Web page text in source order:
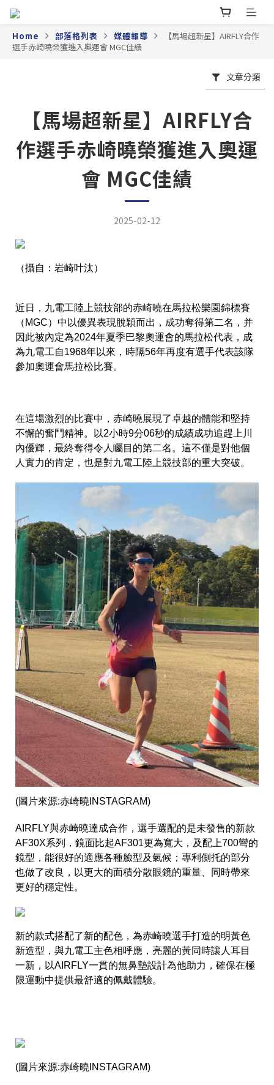
Home 部落格列表 媒體報導
【馬場超新星】AIRFLY合作
選手赤崎曉榮獲進入奧運會 MGC佳績
文章分類
【馬場超新星】AIRFLY合
作選手赤崎曉榮獲進入奧運
會 MGC佳績
2025-02-12
（攝自：岩崎叶汰）
近日，九電工陸上競技部的赤崎曉在馬拉松樂園錦標賽
（MGC）中以優異表現脫穎而出，成功奪得第二名，并
因此被內定為2024年夏季巴黎奧運會的馬拉松代表，成
為九電工自1968年以來，時隔56年再度有選手代表該隊
參加奧運會馬拉松比賽。
在這場激烈的比賽中，赤崎曉展現了卓越的體能和堅持
不懈的奮鬥精神。以2小時9分06秒的成績成功追趕上川
內優輝，最終奪得令人矚目的第二名。這不僅是對他個
人實力的肯定，也是對九電工陸上競技部的重大突破。
(圖片來源:赤崎曉INSTAGRAM)
AIRFLY與赤崎曉達成合作，選手選配的是未發售的新款
AF30X系列，鏡面比起AF301更為寬大，及配上700彎的
鏡型，能很好的適應各種臉型及氣候；專利側托的部分
也做了改良，以更大的面積分散眼鏡的重量、同時帶來
更好的穩定性。
新的款式搭配了新的配色，為赤崎曉選手打造的明黃色
新造型，與九電工主色相呼應，亮麗的黃同時讓人耳目
一新，以AIRFLY一貫的無鼻墊設計為他助力，確保在極
限運動中提供最舒適的佩戴體驗。
(圖片來源:赤崎曉INSTAGRAM)